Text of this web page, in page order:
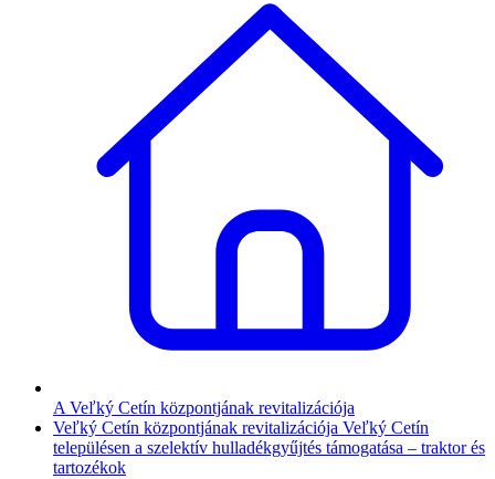
A Veľký Cetín központjának revitalizációja
Veľký Cetín központjának revitalizációja Veľký Cetín
településen a szelektív hulladékgyűjtés támogatása – traktor és
tartozékok